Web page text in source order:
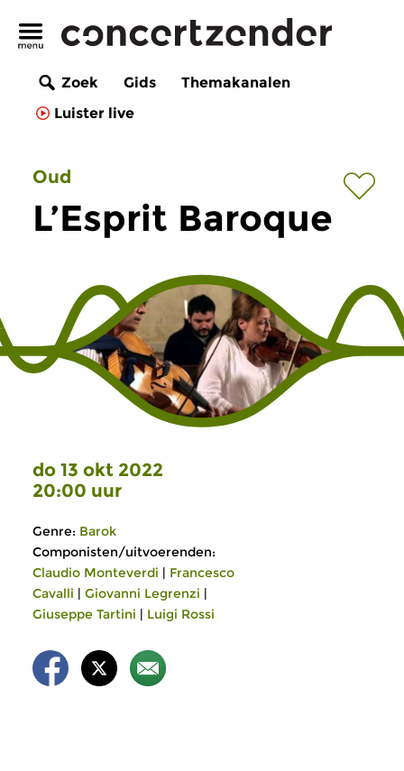
Zoek Gids
Themakanalen
Luister live
Oud
L’Esprit Baroque
do 13 okt 2022
20:00 uur
Genre: Barok
Componisten/uitvoerenden:
Claudio Monteverdi | Francesco
Cavalli | Giovanni Legrenzi |
Giuseppe Tartini | Luigi Rossi